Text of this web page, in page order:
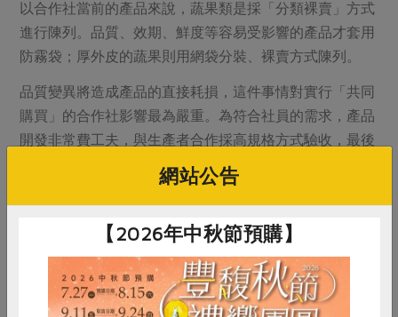
以合作社當前的產品來說，蔬果類是採「分類裸賣」方式
進行陳列。品質、效期、鮮度等容易受影響的產品才套用
防霧袋；厚外皮的蔬果則用網袋分裝、裸賣方式陳列。
品質變異將造成產品的直接耗損，這件事情對實行「共同
購買」的合作社影響最為嚴重。為符合社員的需求，產品
開發非常費工夫，與生產者合作採高規格方式驗收，最後
若是在架上造成耗損，將是一件非常可惜的事情。尤其合
作社有非常濃厚的惜食文化，若因減塑而導致產品耗損，
好的，理應需要相對友善的存放條件。
網站公告
【2026年中秋節預購】